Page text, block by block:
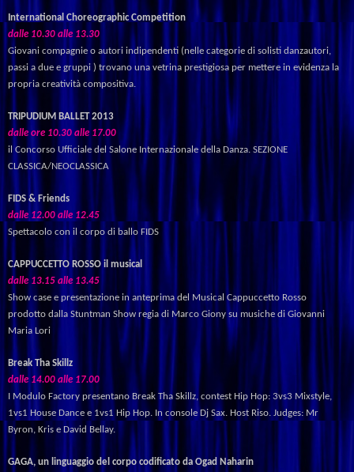
International Choreographic Competition
dalle 10.30 alle 13.30
Giovani compagnie o autori indipendenti (nelle categorie di solisti danzautori,
passi a due e gruppi ) trovano una vetrina prestigiosa per mettere in evidenza la
propria creatività compositiva.
TRIPUDIUM BALLET 2013
dalle ore 10.30 alle 17.00
il Concorso Ufficiale del Salone Internazionale della Danza. SEZIONE
CLASSICA/NEOCLASSICA
FIDS & Friends
dalle 12.00 alle 12.45
Spettacolo con il corpo di ballo FIDS
CAPPUCCETTO ROSSO il musical
dalle 13.15 alle 13.45
Show case e presentazione in anteprima del Musical Cappuccetto Rosso
prodotto dalla Stuntman Show regia di Marco Giony su musiche di Giovanni
Maria Lori
Break Tha Skillz
dalle 14.00 alle 17.00
I Modulo Factory presentano Break Tha Skillz, contest Hip Hop: 3vs3 Mixstyle,
1vs1 House Dance e 1vs1 Hip Hop. In console Dj Sax. Host Riso. Judges: Mr
Byron, Kris e David Bellay.
GAGA, un linguaggio del corpo codificato da Ogad Naharin